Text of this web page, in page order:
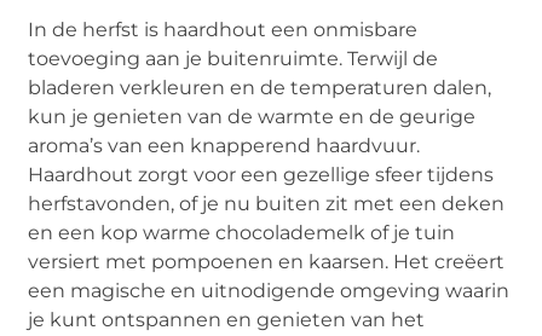
In de herfst is haardhout een onmisbare
toevoeging aan je buitenruimte. Terwijl de
bladeren verkleuren en de temperaturen dalen,
kun je genieten van de warmte en de geurige
aroma’s van een knapperend haardvuur.
Haardhout zorgt voor een gezellige sfeer tijdens
herfstavonden, of je nu buiten zit met een deken
en een kop warme chocolademelk of je tuin
versiert met pompoenen en kaarsen. Het creëert
een magische en uitnodigende omgeving waarin
je kunt ontspannen en genieten van het